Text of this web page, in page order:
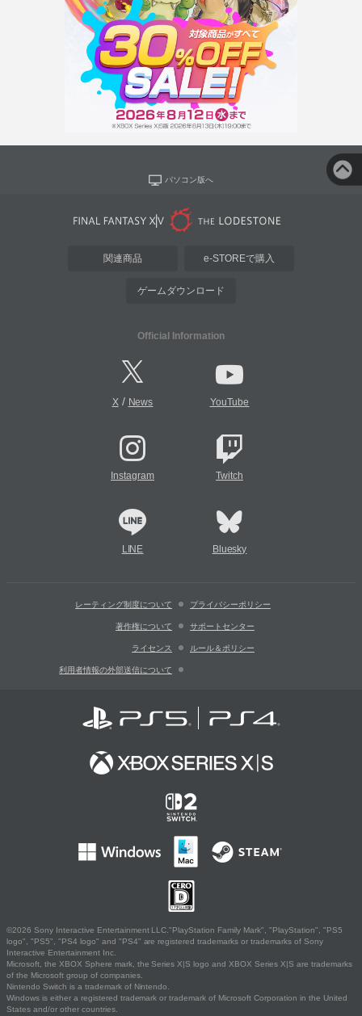
パソコン版へ
関連商品 e-STOREで購入
ゲームダウンロード
Official Information
X/ News YouTube
Instagram Twitch
LINE Bluesky
レーティング制度について プライバシーポリシー
著作権について サポートセンター
ライセンス ルール＆ポリシー
利用者情報の外部送信について
©2026 Sony Interactive Entertainment LLC."PlayStation Family Mark", "PlayStation", "PS5
logo", "PS5", "PS4 logo" and "PS4" are registered trademarks or trademarks of Sony
Interactive Entertainment Inc.
Microsoft, the XBOX Sphere mark, the Series X|S logo and XBOX Series X|S are trademarks
of the Microsoft group of companies.
Nintendo Switch is a trademark of Nintendo.
Windows is either a registered trademark or trademark of Microsoft Corporation in the United
States and/or other countries.